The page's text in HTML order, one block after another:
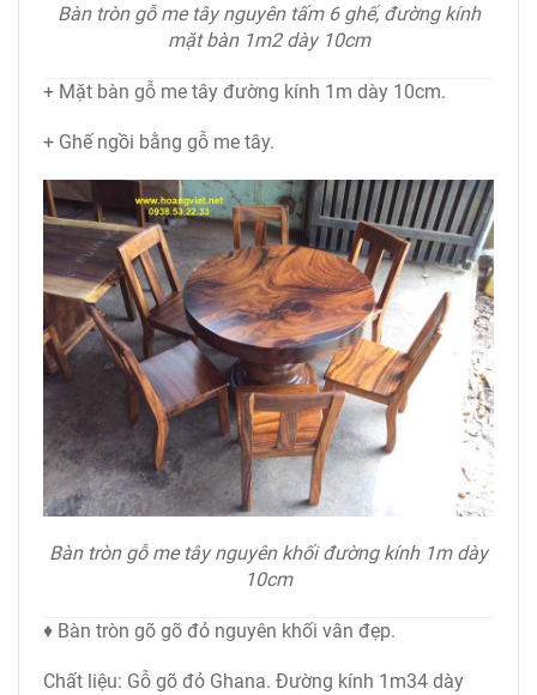
Bàn tròn gỗ me tây nguyên tấm 6 ghế, đường kính
mặt bàn 1m2 dày 10cm
+ Mặt bàn gỗ me tây đường kính 1m dày 10cm.
+ Ghế ngồi bằng gỗ me tây.
Bàn tròn gỗ me tây nguyên khối đường kính 1m dày
10cm
♦ Bàn tròn gõ gõ đỏ nguyên khối vân đẹp.
Chất liệu: Gỗ gõ đỏ Ghana. Đường kính 1m34 dày